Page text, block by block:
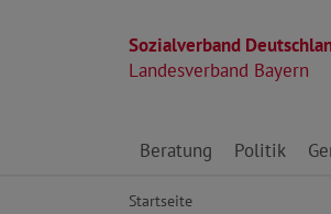
Sozialverband
Landesverband Bayern
Direkt zu den Inhalten
Beratung Politik
Startseite